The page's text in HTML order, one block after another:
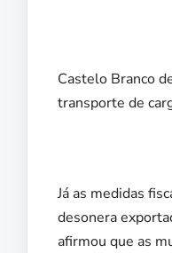
Castelo Branco
transporte de
Já as medidas
desonera
afirmou que as